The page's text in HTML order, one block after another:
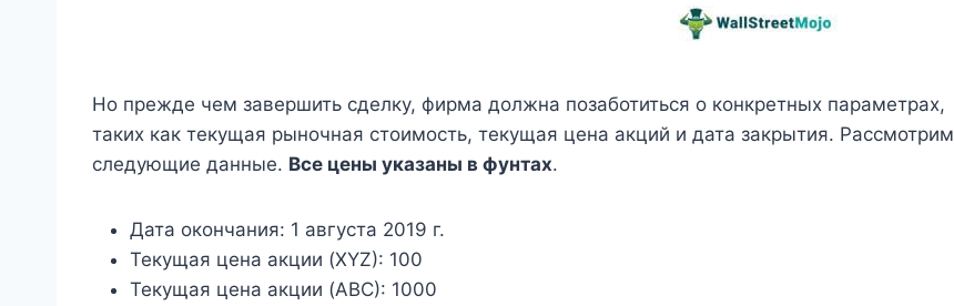
Но прежде чем завершить сделку, фирма должна позаботиться о конкретных параметрах,
таких как текущая рыночная стоимость, текущая цена акций и дата закрытия. Рассмотрим
следующие данные. Все цены указаны в фунтах.
Дата окончания: 1 августа 2019 г.
Текущая цена акции (XYZ): 100
Текущая цена акции (ABC): 1000